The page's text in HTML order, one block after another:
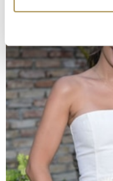
erfassen, welche
bestimmten
Erfahren Sie mehr
verarbeitet werden, und
Abschnitt Einzelheiten
Wir verwenden
personalisieren,
zu können und die
analysieren. Außerdem